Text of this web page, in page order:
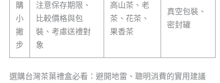
購
小
撇
步
注意保存期限、
比較價格與包
裝、考慮送禮對
象
高山茶、老
茶、花茶、
果香茶
真空包裝、
密封罐
選購台灣茶葉禮盒必看：避開地雷、聰明消費的實用建議